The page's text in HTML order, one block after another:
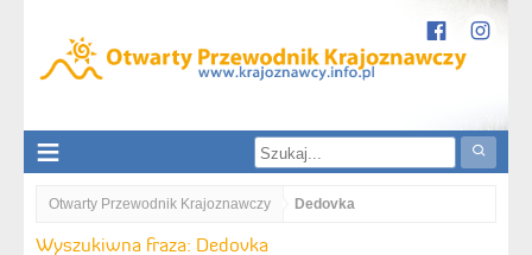
Otwarty Przewodnik Krajoznawczy Dedovka
Wyszukiwna fraza: Dedovka